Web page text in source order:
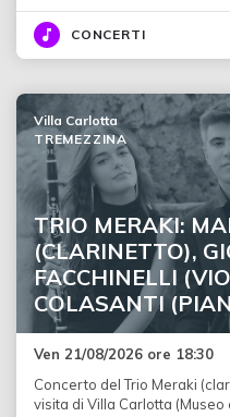
CONCERTI
TRIO MERAKI:
(CLARINETTO),
FACCHINELLI
COLASANTI
Villa Carlotta
TREMEZZINA
Ven 21/08/2026 ore 18:30
Concerto del Trio Meraki
visita di Villa Carlotta (Museo